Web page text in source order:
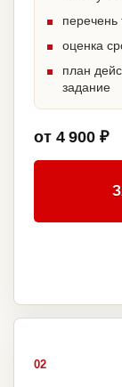
перечень
оценка
план
задание
от 4 900 ₽
02